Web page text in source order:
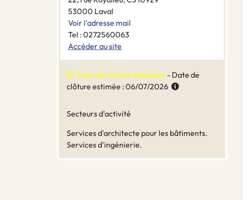
53000 Laval
Voir l'adresse mail
Tel : 0272560063
Accéder au site
Date de clôture dépassée - Date de
clôture estimée : 06/07/2026
Secteurs d'activité
Services d'architecte pour les bâtiments.
Services d'ingénierie.